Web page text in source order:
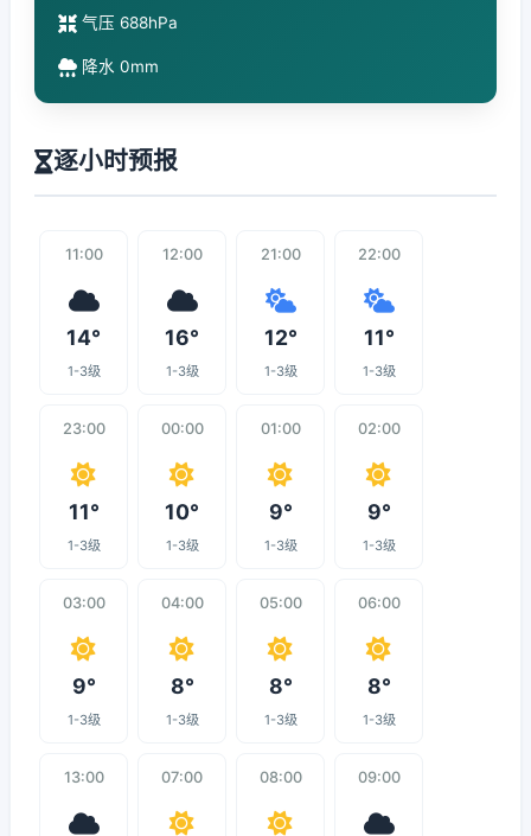
气压 688hPa
降水 0mm
逐小时预报
11:00
14°
1-3级
12:00
16°
1-3级
21:00
12°
1-3级
22:00
11°
1-3级
23:00
11°
1-3级
00:00
10°
1-3级
01:00
9°
1-3级
02:00
9°
1-3级
03:00
9°
1-3级
04:00
8°
1-3级
05:00
8°
1-3级
06:00
8°
1-3级
13:00 07:00 08:00 09:00